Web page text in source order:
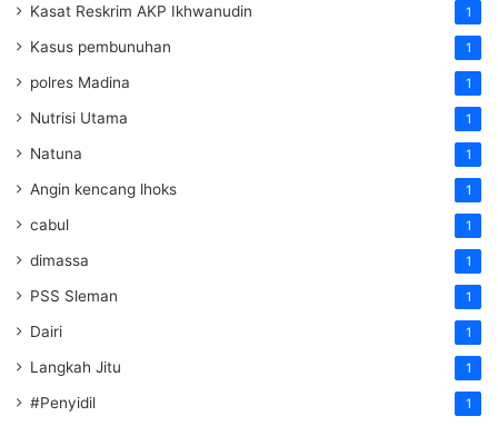
Kasat Reskrim AKP Ikhwanudin 1
Kasus pembunuhan 1
polres Madina 1
Nutrisi Utama 1
Natuna 1
Angin kencang lhoks 1
cabul 1
dimassa 1
PSS Sleman 1
Dairi 1
Langkah Jitu 1
#Penyidil 1